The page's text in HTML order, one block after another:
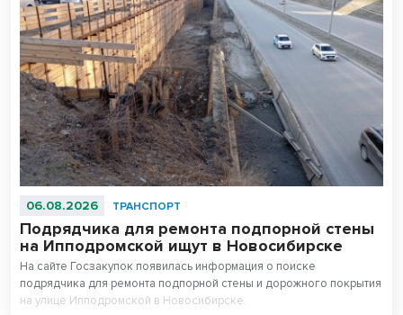
06.08.2026 ТРАНСПОРТ
Подрядчика для ремонта подпорной стены
на Ипподромской ищут в Новосибирске
На сайте Госзакупок появилась информация о поиске
подрядчика для ремонта подпорной стены и дорожного покрытия
на улице Ипподромской в Новосибирске.